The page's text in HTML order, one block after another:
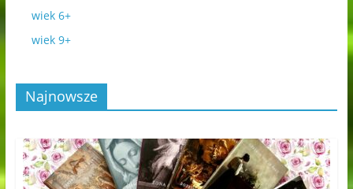
wiek 6+
wiek 9+
Najnowsze